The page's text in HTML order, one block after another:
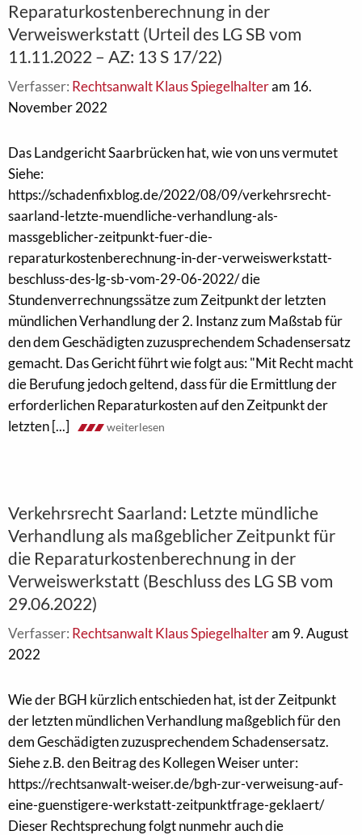
Reparaturkostenberechnung in der
Verweiswerkstatt (Urteil des LG SB vom
11.11.2022 – AZ: 13 S 17/22)
Verfasser: Rechtsanwalt Klaus Spiegelhalteram 16.
November 2022
Das Landgericht Saarbrücken hat, wie von uns vermutet
Siehe:
https://schadenfixblog.de/2022/08/09/verkehrsrecht-
saarland-letzte-muendliche-verhandlung-als-
massgeblicher-zeitpunkt-fuer-die-
reparaturkostenberechnung-in-der-verweiswerkstatt-
beschluss-des-lg-sb-vom-29-06-2022/ die
Stundenverrechnungssätze zum Zeitpunkt der letzten
mündlichen Verhandlung der 2. Instanz zum Maßstab für
den dem Geschädigten zuzusprechendem Schadensersatz
gemacht. Das Gericht führt wie folgt aus: "Mit Recht macht
die Berufung jedoch geltend, dass für die Ermittlung der
erforderlichen Reparaturkosten auf den Zeitpunkt der
letzten [...]
weiterlesen
Verkehrsrecht Saarland: Letzte mündliche
Verhandlung als maßgeblicher Zeitpunkt für
die Reparaturkostenberechnung in der
Verweiswerkstatt (Beschluss des LG SB vom
29.06.2022)
Verfasser: Rechtsanwalt Klaus Spiegelhalteram 9. August
2022
Wie der BGH kürzlich entschieden hat, ist der Zeitpunkt
der letzten mündlichen Verhandlung maßgeblich für den
dem Geschädigten zuzusprechendem Schadensersatz.
Siehe z.B. den Beitrag des Kollegen Weiser unter:
https://rechtsanwalt-weiser.de/bgh-zur-verweisung-auf-
eine-guenstigere-werkstatt-zeitpunktfrage-geklaert/
Dieser Rechtsprechung folgt nunmehr auch die